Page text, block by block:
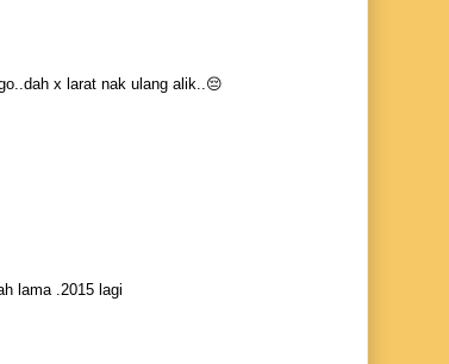
x larat nak ulang alik..😔
lama .2015 lagi